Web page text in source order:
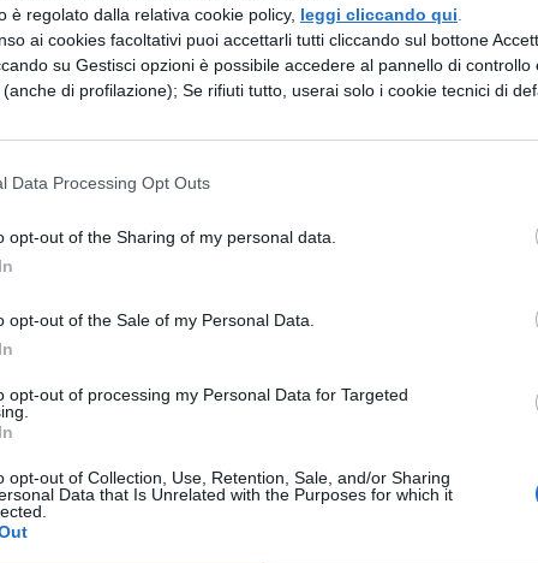
è regolato dalla relativa cookie policy, leggi cliccando qui
ai cookies facoltativi puoi accettarli tutti cliccando sul bottone
su Gestisci opzioni è possibile accedere al pannello di controllo
di profilazione); Se rifiuti tutto, userai solo i cookie tecnici di
Data Processing Opt Outs
opt-out of the Sharing of my personal data.
opt-out of the Sale of my Personal Data.
opt-out of processing my Personal Data for Targeted
opt-out of Collection, Use, Retention, Sale, and/or Sharing
Data that Is Unrelated with the Purposes for which it
USB
mentre hai lo zaino in spalla. È realizzato con
parte dove appoggia sulla schiena e gli
modo riesce a distribuire uniformemente il